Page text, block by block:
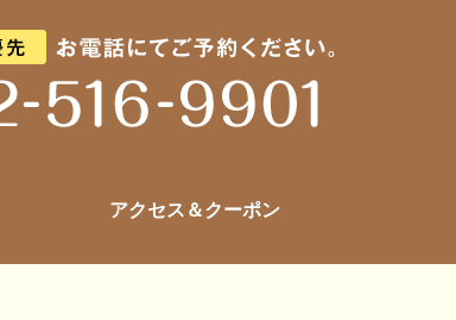
アクセス＆クーポン